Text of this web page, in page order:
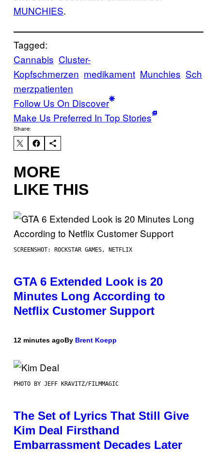
MUNCHIES.
Tagged:
Cannabis Cluster-
Kopfschmerzen medikament Munchies Sch
merzpatienten
Follow Us On Discover
Make Us Preferred In Top Stories
Share:
MORE
LIKE THIS
SCREENSHOT: ROCKSTAR GAMES, NETFLIX
GTA 6 Extended Look is 20
Minutes Long According to
Netflix Customer Support
12 minutes agoBy Brent Koepp
PHOTO BY JEFF KRAVITZ/FILMMAGIC
The Set of Lyrics That Still Give
Kim Deal Firsthand
Embarrassment Decades Later